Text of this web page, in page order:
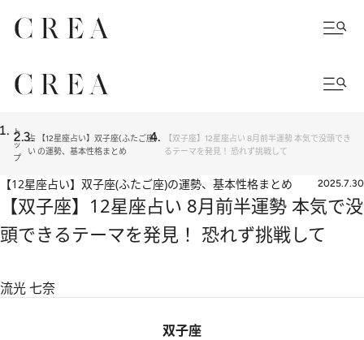
ト
ッ
プ
占
い
【12星座占い】双子座(ふたご座)
の運勢、基本性格まとめ
【双子座】12星座占い 8月前半運勢 本気で没頭でき
るテーマを発見！ 恐れず挑戦して
【12星座占い】双子座(ふたご座)の運勢、基本性格まとめ 2025.7.30
【双子座】12星座占い 8月前半運勢 本気で没
頭できるテーマを発見！ 恐れず挑戦して
流光 七奈
双子座